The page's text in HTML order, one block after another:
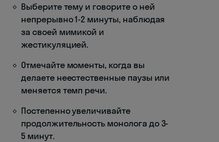
Выберите тему и говорите о ней
непрерывно 1-2 минуты, наблюдая
за своей мимикой и
жестикуляцией.
Отмечайте моменты, когда вы
делаете неестественные паузы или
меняется темп речи.
Постепенно увеличивайте
продолжительность монолога до 3-
5 минут.